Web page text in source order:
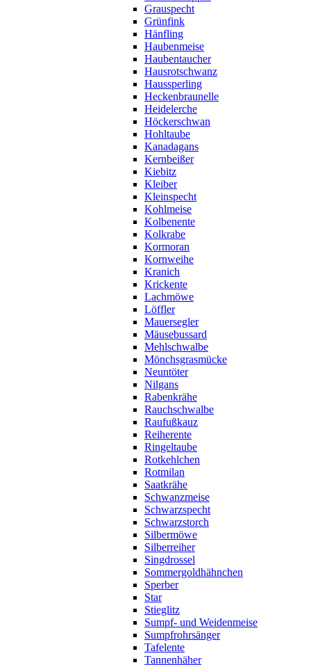
Grauspecht
Grünfink
Hänfling
Haubenmeise
Haubentaucher
Hausrotschwanz
Haussperling
Heckenbraunelle
Heidelerche
Höckerschwan
Hohltaube
Kanadagans
Kernbeißer
Kiebitz
Kleiber
Kleinspecht
Kohlmeise
Kolbenente
Kolkrabe
Kormoran
Kornweihe
Kranich
Krickente
Lachmöwe
Löffler
Mauersegler
Mäusebussard
Mehlschwalbe
Mönchsgrasmücke
Neuntöter
Nilgans
Rabenkrähe
Rauchschwalbe
Raufußkauz
Reiherente
Ringeltaube
Rotkehlchen
Rotmilan
Saatkrähe
Schwanzmeise
Schwarzspecht
Schwarzstorch
Silbermöwe
Silberreiher
Singdrossel
Sommergoldhähnchen
Sperber
Star
Stieglitz
Sumpf- und Weidenmeise
Sumpfrohrsänger
Tafelente
Tannenhäher